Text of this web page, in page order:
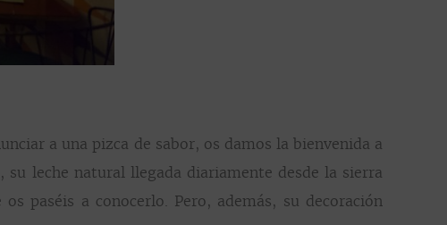
a una pizca de sabor, os damos la bienvenida a
su leche natural llegada diariamente desde la sierra
paséis a conocerlo. Pero, además, su decoración